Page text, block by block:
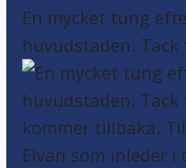
En mycket tung
huvudstaden. Tack
Elvan som inleder i